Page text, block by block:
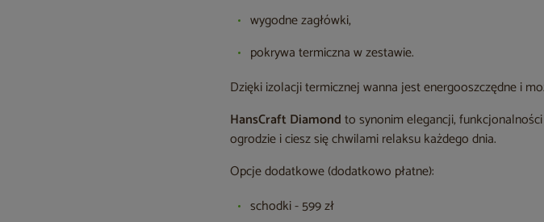
wygodne zagłówki,
pokrywa termiczna w zestawie.
Dzięki izolacji termicznej wanna jest energooszczędne i
HansCraft Diamondto synonim elegancji,
ogrodzie i ciesz się chwilami relaksu każdego dnia.
Opcje dodatkowe (dodatkowo płatne):
schodki - 599 zł